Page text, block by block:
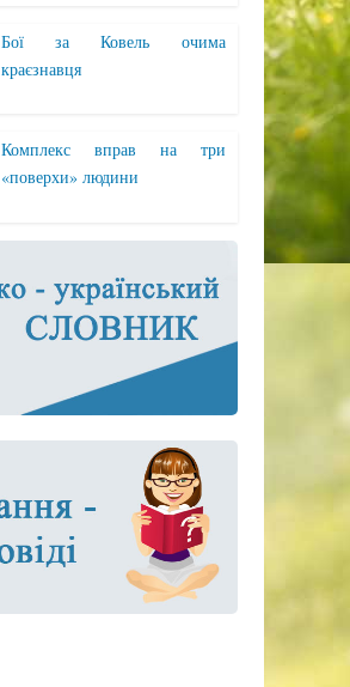
Бої за Ковель очима
краєзнавця
Комплекс вправ на три
«поверхи» людини